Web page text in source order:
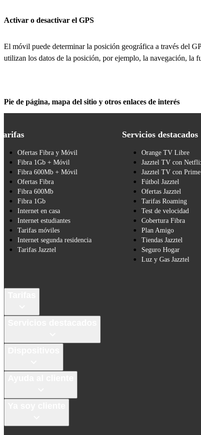
Activar o desactivar el GPS
El móvil puede determinar la posición geográfica a través del
utilizan los datos de la posición, por ejemplo, la navegación, la
Pie de página, mapa del sitio y otros enlaces de interés
Ofertas Fibra y Móvil
Fibra 1Gb + Móvil
Fibra 600Mb + Móvil
Ofertas Fibra
Fibra 600Mb
Fibra 1Gb
Internet en casa
Internet estudiantes
Tarifas móviles
Internet segunda residencia
Tarifas Jazztel
Servicios destacados
Orange TV Libre
Jazztel TV con
Jazztel TV con
Fútbol Jazztel
Ofertas Jazztel
Tarifas Roaming
Test de velocidad
Cobertura Fibra
Plan Amigo
Tiendas Jazztel
Seguro Hogar
Luz y Gas Jazztel